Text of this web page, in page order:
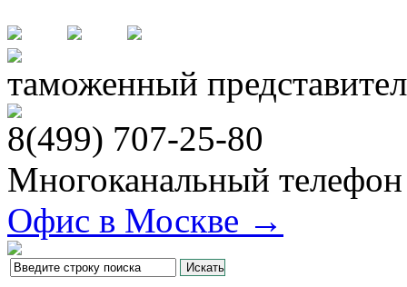
таможенный
8(499) 707-25-80
Многоканальный
Офис в Москве →